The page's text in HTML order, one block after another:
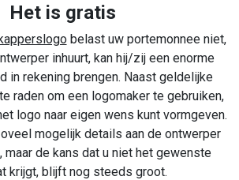
Het is gratis
belast uw portemonnee niet,
inhuurt, kan hij/zij een enorme
in rekening brengen. Naast geldelijke
raden om een logomaker te gebruiken,
logo naar eigen wens kunt vormgeven.
mogelijk details aan de ontwerper
maar de kans dat u niet het gewenste
krijgt, blijft nog steeds groot.